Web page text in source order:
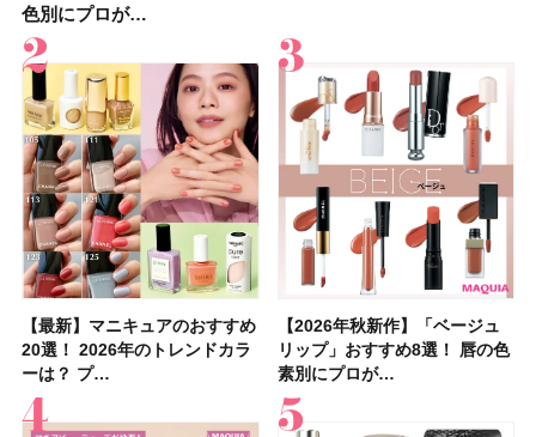
色別にプロが…
【最新】マニキュアのおすすめ
20選！ 2026年のトレンドカラ
ーは？ プ…
【2026年秋新作】「ベージュ
リップ」おすすめ8選！ 唇の色
素別にプロが…
したからこそ愛が深…
【2026年夏】汗に強い日焼け
止めのおすすめ13選！ 汗で塗
膜が強化され…
【石井美保さん】おすすめの
「ブライトニング」11選！ ス
キンケアからサプ…
色別にプロが…
【最新】マニキュアのおすすめ
20選！ 2026年のトレンドカラ
ーは？ プ…
【2026年秋新作】「ベージュ
リップ」おすすめ8選！ 唇の色
素別にプロが…
容マニア・マ…
【デパコスのネイルオイル10
選】プレゼントにおすすめ！ケ
ア効果、ビジュ、…
【2026年】ボディ用日焼け止
めUVのおすすめ20選！ この夏
注目の人気…
＜美容マニア…
【石井美保さんのおすすめお菓
子＆お茶10選】手土産にもぴっ
たり
【板野友美さんの美活】「最
近、下の歯の矯正を再開したん
です」オーラルケア…
入れが楽な…
【2026年夏】おすすめの髪型
36選！ショート・ボブ・ミディ
アム・ロング…
【2026年夏】小顔に見えるボ
ブの髪型37選！ レイヤー・切
りっぱなしな…
アetc.お気に…
【読者プレゼント】羽の見えな
いハンディファン
「baramood」を3名様…
【2026年8月の一粒万倍日】お
すすめの開運コスメ＆美容アイ
テム10選！
セッティングパウダ…
【セザンヌ】8/7新色追加！
「ウォータリーティントリップ
」10モモピュ…
【限定】&be「リップカラーデ
ュオ 01 ピンクベージュ」レビ
ュー｜落ち…